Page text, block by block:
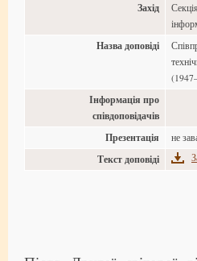
Захід
Назва доповіді
Інформація про
співдоповідачів
Презентація
не
Текст доповіді